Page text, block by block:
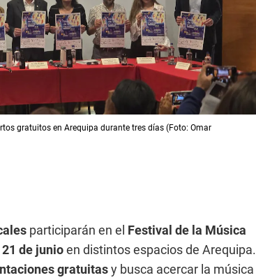
gratuitos en Arequipa durante tres días (Foto: Omar
participarán en el Festival de la Música
21 de junioen distintos espacios de Arequipa.
gratuitasy busca acercar la música